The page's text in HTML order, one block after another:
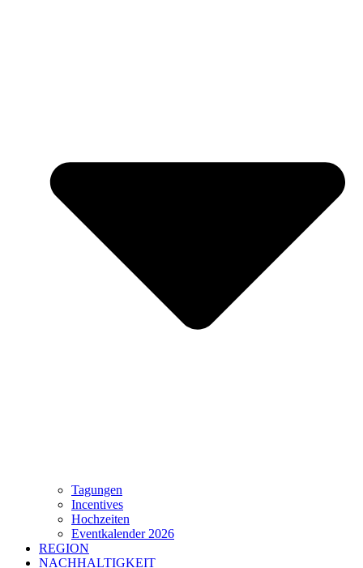
Tagungen
Incentives
Hochzeiten
Eventkalender 2026
REGION
NACHHALTIGKEIT